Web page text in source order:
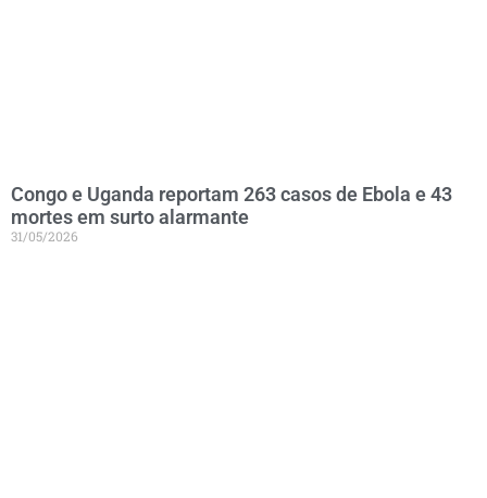
Congo e Uganda reportam 263 casos de Ebola e 43
mortes em surto alarmante
31/05/2026